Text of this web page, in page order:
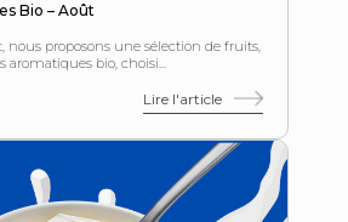
Bio – Août
nous proposons une sélection de fruits,
aromatiques bio, choisi...
Lire l'article